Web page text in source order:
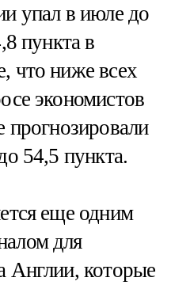
упал в июле до
пункта в
что ниже всех
экономистов
прогнозировали
54,5 пункта.
еще одним
для
Англии, которые